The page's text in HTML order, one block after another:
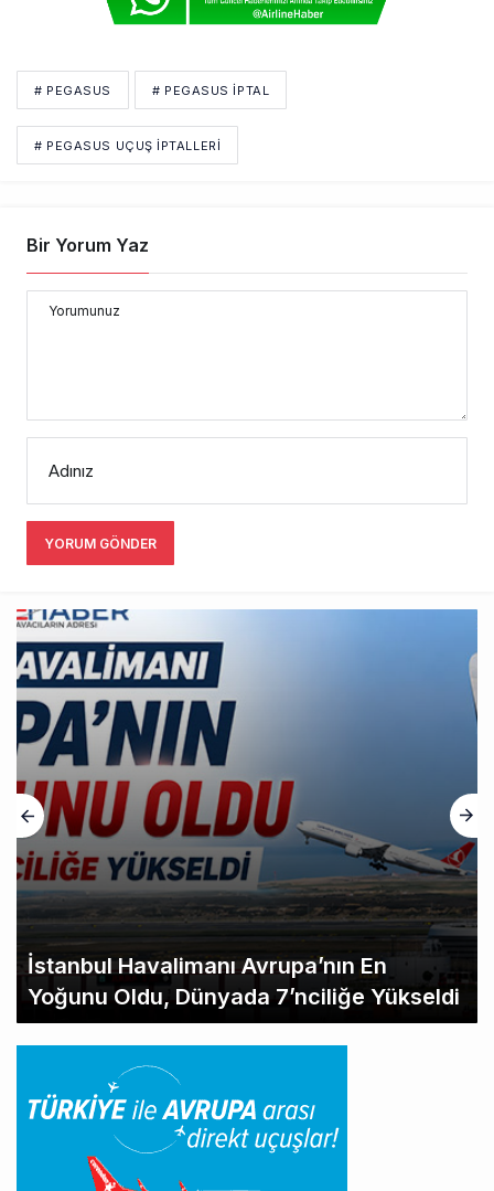
# PEGASUS # PEGASUS IPTAL
# PEGASUS UÇUŞ IPTALLERI
Bir Yorum Yaz
Yorumunuz
Adınız
YORUM GÖNDER
İstanbul Havalimanı Avrupa’nın En
Yoğunu Oldu, Dünyada 7’nciliğe Yükseldi